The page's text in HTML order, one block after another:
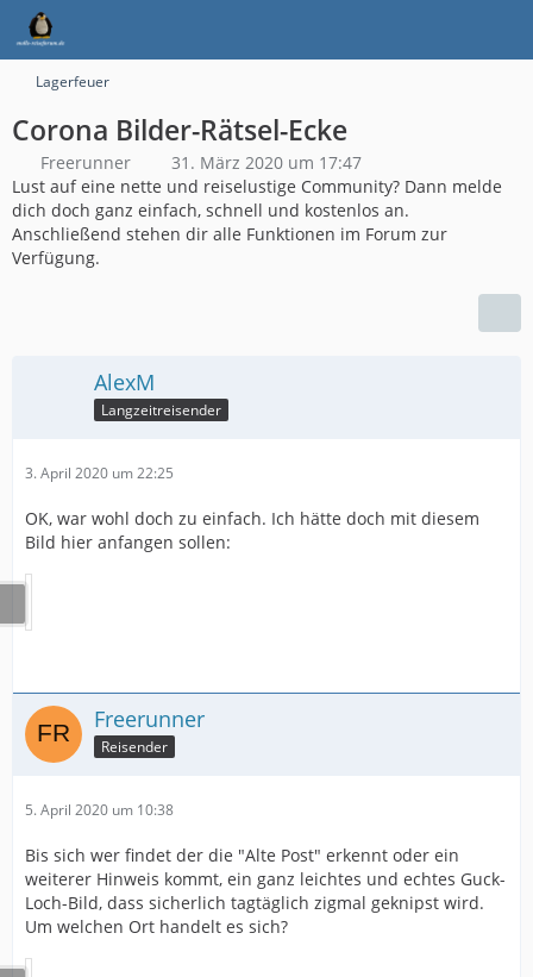
Lagerfeuer
Corona Bilder-Rätsel-Ecke
Freerunner
31. März 2020 um 17:47
Lust auf eine nette und reiselustige Community? Dann melde
dich doch ganz einfach, schnell und kostenlos an.
Anschließend stehen dir alle Funktionen im Forum zur
Verfügung.
AlexM
Langzeitreisender
3. April 2020 um 22:25
OK, war wohl doch zu einfach. Ich hätte doch mit diesem
Bild hier anfangen sollen:
Freerunner
Reisender
5. April 2020 um 10:38
Bis sich wer findet der die "Alte Post" erkennt oder ein
weiterer Hinweis kommt, ein ganz leichtes und echtes Guck-
Loch-Bild, dass sicherlich tagtäglich zigmal geknipst wird.
Um welchen Ort handelt es sich?